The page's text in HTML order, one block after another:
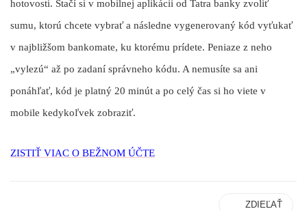
hotovosti. Stačí si v mobilnej aplikácii od Tatra banky zvoliť
sumu, ktorú chcete vybrať a následne vygenerovaný kód vyťukať
v najbližšom bankomate, ku ktorému prídete. Peniaze z neho
„vylezú“ až po zadaní správneho kódu. A nemusíte sa ani
ponáhľať, kód je platný 20 minút a po celý čas si ho viete v
mobile kedykoľvek zobraziť.
ZISTIŤ VIAC O BEŽNOM ÚČTE
ZDIEĽAŤ